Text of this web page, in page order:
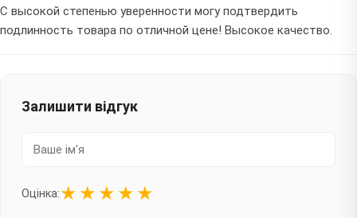
С высокой степенью уверенности могу подтвердить
подлинность товара по отличной цене! Высокое качество.
Залишити відгук
Оцінка:★ ★ ★ ★ ★